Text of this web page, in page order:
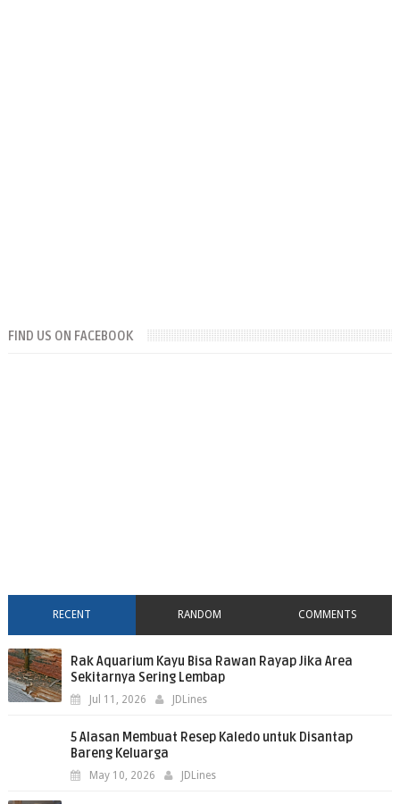
FIND US ON FACEBOOK
RECENT RANDOM COMMENTS
Rak Aquarium Kayu Bisa Rawan Rayap Jika Area
Sekitarnya Sering Lembap
Jul 11, 2026 JDLines
5 Alasan Membuat Resep Kaledo untuk Disantap
Bareng Keluarga
May 10, 2026 JDLines